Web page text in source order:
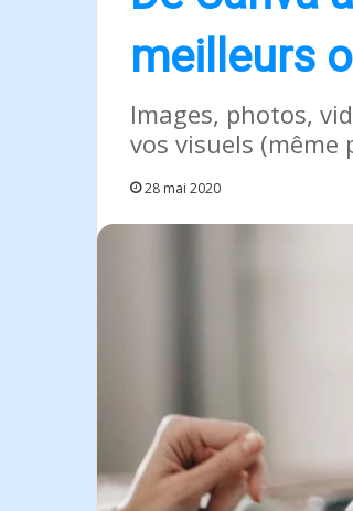
meilleurs
Images, photos,
vos visuels
28 mai 2020